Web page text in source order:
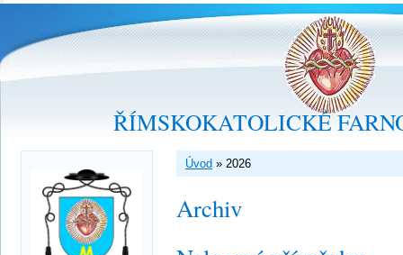
ŘÍMSKOKATOLICKÉ
Úvod » 2026
Archiv